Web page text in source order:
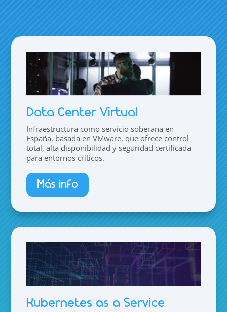
Data Center Virtual
Infraestructura como servicio soberana en
España, basada en VMware, que ofrece control
total, alta disponibilidad y seguridad certificada
para entornos críticos.
Más info
Kubernetes as a Service